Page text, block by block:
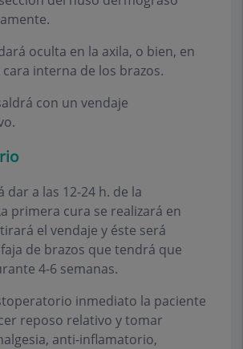
oculta en la axila, o bien, en
interna de los brazos.
con un vendaje
dar a las 12-24 h. de la
primera cura se realizará en
el vendaje y éste será
de brazos que tendrá que
4-6 semanas.
inmediato la paciente
reposo relativo y tomar
anti-inflamatorio,